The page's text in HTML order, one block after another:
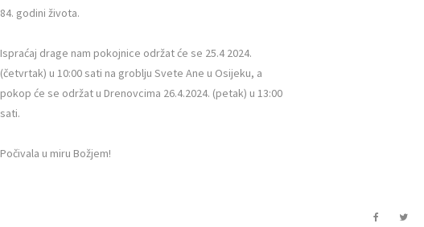
84. godini života.
Ispraćaj drage nam pokojnice održat će se 25.4 2024.
(četvrtak) u 10:00 sati na groblju Svete Ane u Osijeku, a
pokop će se održat u Drenovcima 26.4.2024. (petak) u 13:00
sati.
Počivala u miru Božjem!